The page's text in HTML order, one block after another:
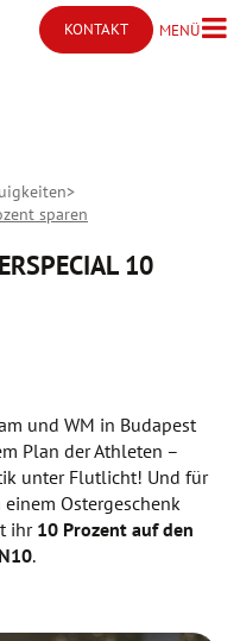
KONTAKT
Kontakt öffnen
MENÜMenü
sparen
10
und WM in Budapest
Plan der Athleten –
unter Flutlicht! Und für
Ostergeschenk
ihr 10 Prozent auf den
.